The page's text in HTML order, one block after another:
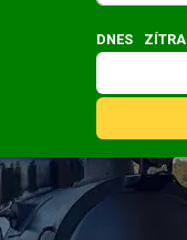
DNES ZÍTRA
Slide 1 of 4